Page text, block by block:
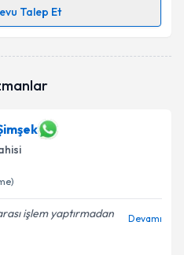
Talep Et
randevu almanız
ilişkinAydınlatma
kişisel verilerimin belirtilen
kabul ediyorum.
işlem yaptırmadan
Devamı